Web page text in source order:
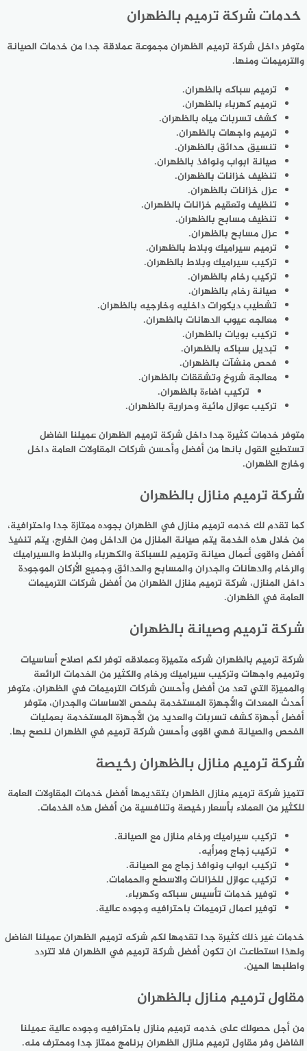
خدمات شركة ترميم بالظهران
متوفر داخل شركة ترميم الظهران مجموعة عملاقة جدا من خدمات الصيانة
والترميمات ومنها.
ترميم سباكه بالظهران.
ترميم كهرباء بالظهران.
كشف تسربات مياه بالظهران.
ترميم واجهات بالظهران.
تنسيق حدائق بالظهران.
صيانة ابواب ونوافذ بالظهران.
تنظيف خزانات بالظهران.
عزل خزانات بالظهران.
تنظيف وتعقيم خزانات بالظهران.
تنظيف مسابح بالظهران.
عزل مسابح بالظهران.
ترميم سيراميك وبلاط بالظهران.
تركيب سيراميك وبلاط بالظهران.
تركيب رخام بالظهران.
صيانة رخام بالظهران.
تشطيب ديكورات داخليه وخارجيه بالظهران.
معالجه عيوب الدهانات بالظهران.
تركيب بويات بالظهران.
تبديل سباكه بالظهران.
فحص منشآت بالظهران.
معالجة شروخ وتشققات بالظهران.
تركيب اضاءة بالظهران.
تركيب عوازل مائية وحرارية بالظهران.
متوفر خدمات كثيرة جدا داخل شركة ترميم الظهران عميلنا الفاضل
تستطيع القول بانها من أفضل وأحسن شركات المقاولات العامة داخل
وخارج الظهران.
شركة ترميم منازل بالظهران
كما تقدم لك خدمه ترميم منازل في الظهران بجوده ممتازة جدا واحترافية،
من خلال هذه الخدمة يتم صيانة المنازل من الداخل ومن الخارج، يتم تنفيذ
أفضل واقوى أعمال صيانة وترميم للسباكة والكهرباء والبلاط والسيراميك
والرخام والدهانات والجدران والمسابح والحدائق وجميع الأركان الموجودة
داخل المنازل، شركة ترميم منازل الظهران من أفضل شركات الترميمات
العامة في الظهران.
شركة ترميم وصيانة بالظهران
شركة ترميم بالظهران شركه متميزة وعملاقه توفر لكم اصلاح أساسيات
وترميم واجهات وتركيب سيراميك ورخام والكثير من الخدمات الرائعة
والمميزة التي تعد من أفضل وأحسن شركات الترميمات في الظهران، متوفر
أحدث المعدات والأجهزة المستخدمة بفحص الاساسات والجدران، متوفر
أفضل أجهزة كشف تسربات والعديد من الأجهزة المستخدمة بعمليات
الفحص والصيانة فهي اقوى وأحسن شركة ترميم في الظهران ننصح بها.
شركة ترميم منازل بالظهران رخيصة
تتميز شركة ترميم منازل الظهران بتقديمها أفضل خدمات المقاولات العامة
للكثير من العملاء بأسعار رخيصة وتنافسية من أفضل هذه الخدمات.
تركيب سيراميك ورخام منازل مع الصيانة.
تركيب زجاج ومرأيه.
تركيب ابواب ونوافذ زجاج مع الصيانة.
تركيب عوازل للخزانات والاسطح والحمامات.
توفير خدمات تأسيس سباكه وكهرباء.
توفير اعمال ترميمات باحترافيه وجوده عالية.
خدمات غير ذلك كثيرة جدا تقدمها لكم شركه ترميم الظهران عميلنا الفاضل
ولهذا استطاعت ان تكون أفضل شركة ترميم في الظهران فلا تتردد
واطلبها الحين.
مقاول ترميم منازل بالظهران
من أجل حصولك على خدمه ترميم منازل باحترافيه وجوده عالية عميلنا
الفاضل وفر مقاول ترميم منازل الظهران برنامج ممتاز جدا ومحترف منه.